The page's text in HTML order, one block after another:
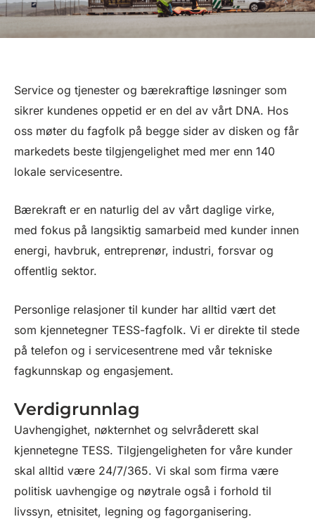
Service og tjenester og bærekraftige løsninger som
sikrer kundenes oppetid er en del av vårt DNA. Hos
oss møter du fagfolk på begge sider av disken og får
markedets beste tilgjengelighet med mer enn 140
lokale servicesentre.
Bærekraft er en naturlig del av vårt daglige virke,
med fokus på langsiktig samarbeid med kunder innen
energi, havbruk, entreprenør, industri, forsvar og
offentlig sektor.
Personlige relasjoner til kunder har alltid vært det
som kjennetegner TESS-fagfolk. Vi er direkte til stede
på telefon og i servicesentrene med vår tekniske
fagkunnskap og engasjement.
Verdigrunnlag
Uavhengighet, nøkternhet og selvråderett skal
kjennetegne TESS. Tilgjengeligheten for våre kunder
skal alltid være 24/7/365. Vi skal som firma være
politisk uavhengige og nøytrale også i forhold til
livssyn, etnisitet, legning og fagorganisering.